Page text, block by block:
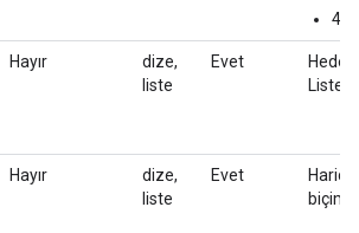
4G
Hayır
dize,
liste
Evet
Liste
Hayır
dize,
liste
Evet
Hariç
biçimi